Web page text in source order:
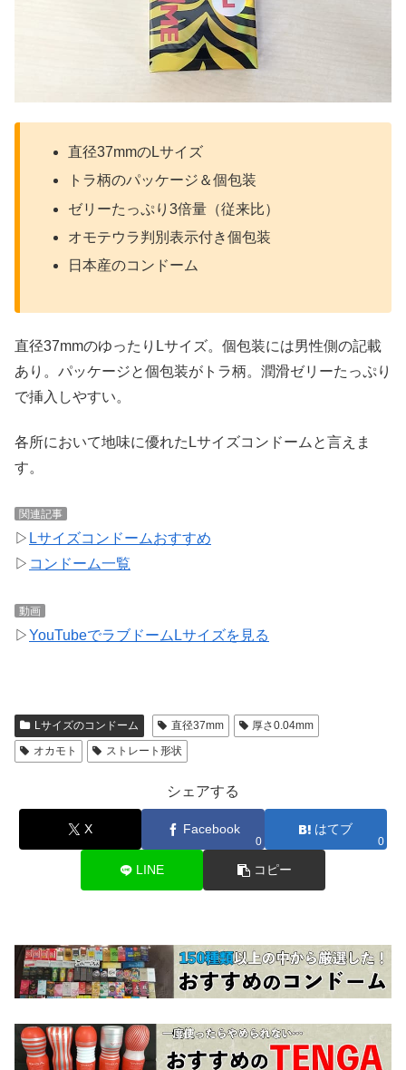
直径37mmのLサイズ
トラ柄のパッケージ＆個包装
ゼリーたっぷり3倍量（従来比）
オモテウラ判別表示付き個包装
日本産のコンドーム
直径37mmのゆったりLサイズ。個包装には男性側の記載
あり。パッケージと個包装がトラ柄。潤滑ゼリーたっぷり
で挿入しやすい。
各所において地味に優れたLサイズコンドームと言えま
す。
関連記事
▷ Lサイズコンドームおすすめ
▷ コンドーム一覧
動画
▷YouTubeでラブドームLサイズを見る
Lサイズのコンドーム 直径37mm
厚さ0.04mm
オカモト
ストレート形状
シェアする
X Facebook
0
はてブ
0
LINE コピー